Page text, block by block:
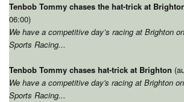
Tenbob Tommy chases the hat-trick at
06:00)
We have a competitive day’s racing at Brighton
Sports Racing...
Tenbob Tommy chases hat-trick at Brighton
We have a competitive day's racing at Brighton
Sports Racing...